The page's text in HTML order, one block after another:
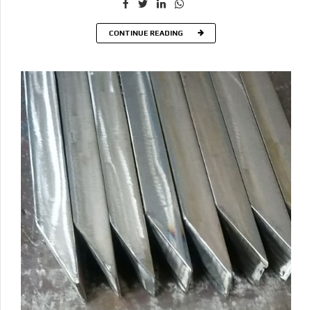
CONTINUE READING